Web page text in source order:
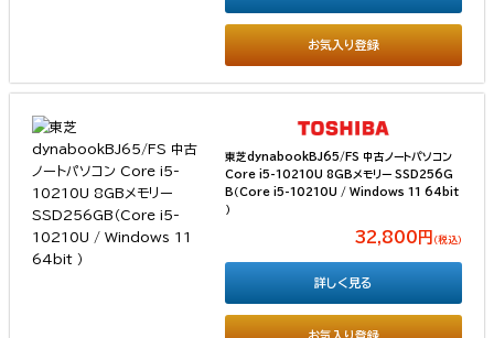
お気入り登録
東芝dynabookBJ65/FS 中古ノートパソコン
Core i5-10210U 8GBメモリー SSD256G
B（Core i5-10210U / Windows 11 64bit
）
32,800円 （税込）
お気入り登録
詳しく見る